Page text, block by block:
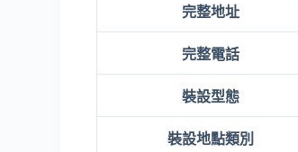
完整地址
完整電話
裝設型態
裝設地點類別